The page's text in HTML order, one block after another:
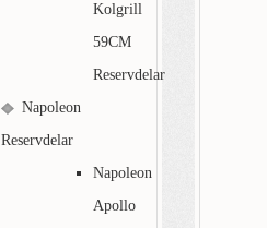
Kolgrill
59CM
Reservdelar
Napoleon
Reservdelar
Napoleon
Apollo